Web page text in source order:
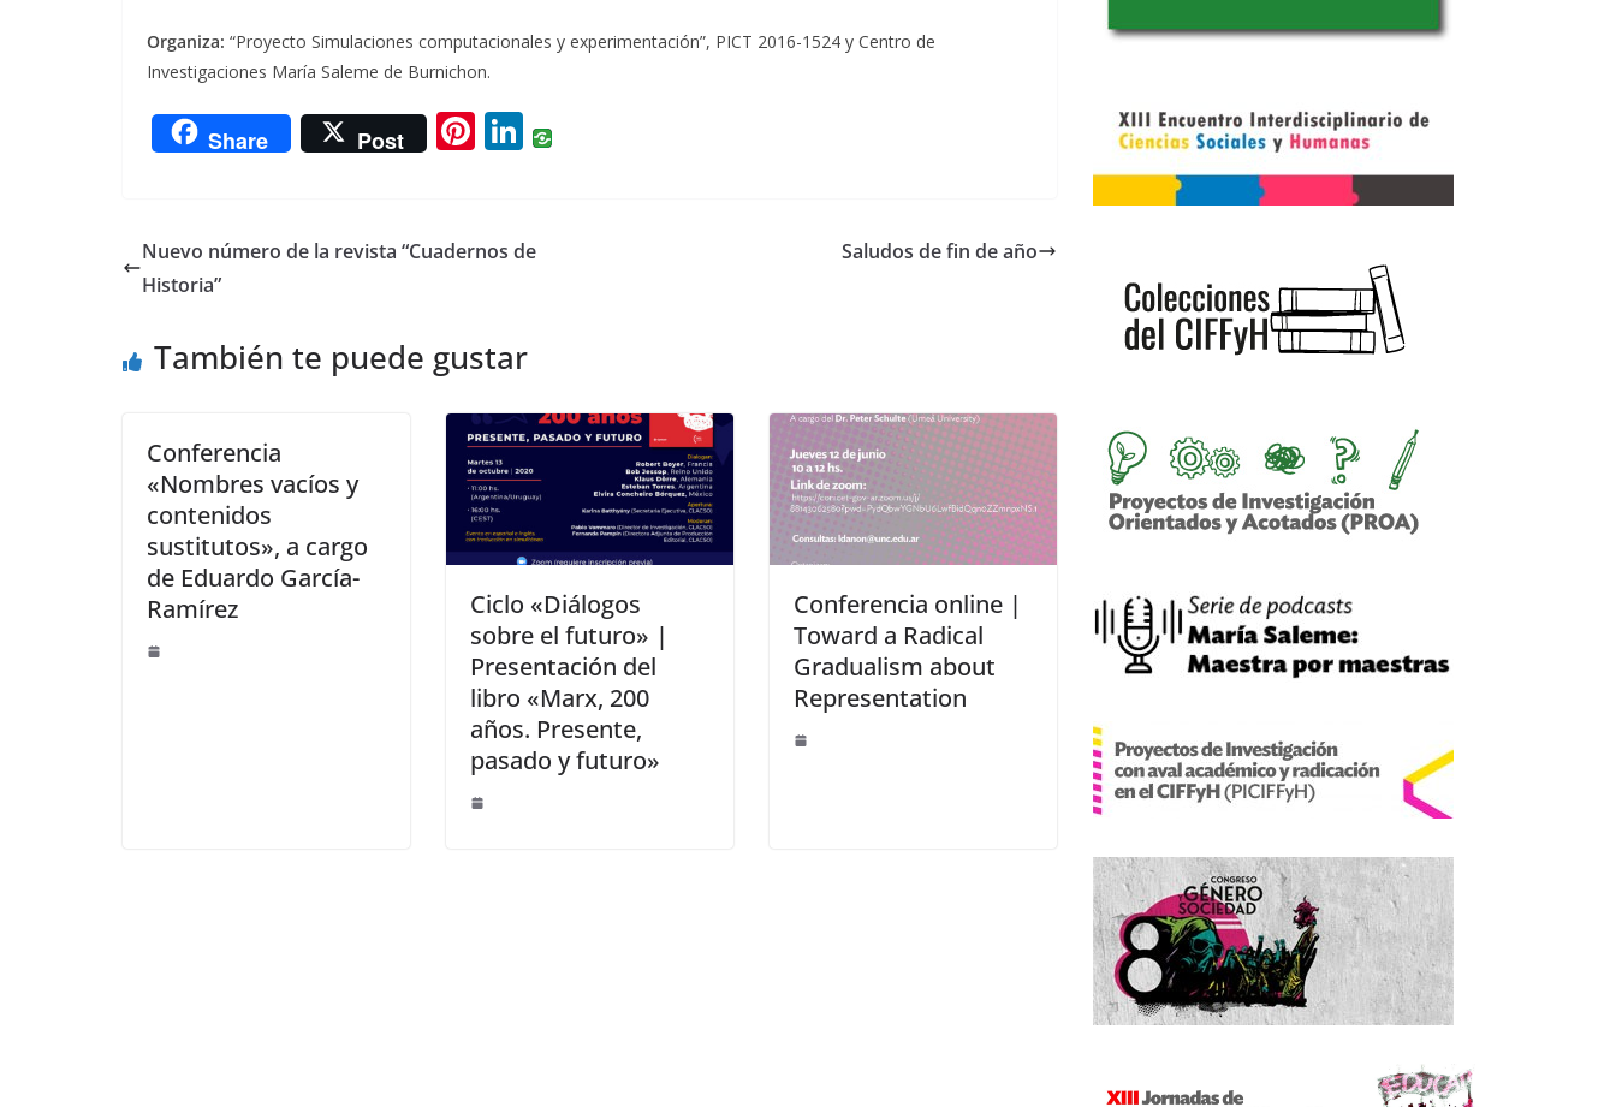
Organiza: “Proyecto Simulaciones computacionales y experimentación”, PICT 2016-1524 y Centro de
Investigaciones María Saleme de Burnichon.
Share Post Pi
e
Li
e
Nuevo número de la revista “Cuadernos de
Historia”
Saludos de fin de año
También te puede gustar
Conferencia
«Nombres vacíos y
contenidos
sustitutos», a cargo
de Eduardo García-
Ramírez
Ciclo «Diálogos
sobre el futuro» |
Presentación del
libro «Marx, 200
años. Presente,
pasado y futuro»
Conferencia online |
Toward a Radical
Gradualism about
Representation